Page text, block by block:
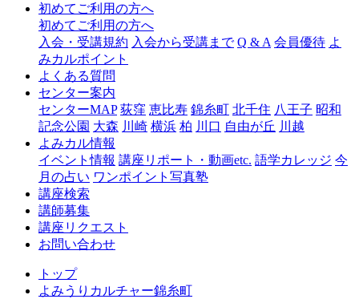
ャ
糸
初めてご利用の方へ
初めてご利用の方へ
入会・受講規約 入会から受講まで Q & A 会員優待 よ
みカルポイント
よくある質問
センター案内
センターMAP 荻窪 恵比寿 錦糸町 北千住 八王子 昭和
記念公園 大森 川崎 横浜 柏 川口 自由が丘 川越
よみカル情報
イベント情報 講座リポート・動画etc. 語学カレッジ 今
月の占い ワンポイント写真塾
講座検索
講師募集
講座リクエスト
お問い合わせ
トップ
よみうりカルチャー錦糸町